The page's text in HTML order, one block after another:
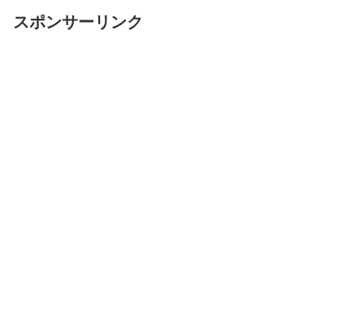
スポンサーリンク